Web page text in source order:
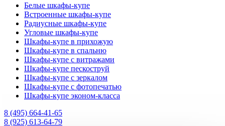
Белые шкафы-купе
Встроенные шкафы-купе
Радиусные шкафы-купе
Угловые шкафы-купе
Шкафы-купе в прихожую
Шкафы-купе в спальню
Шкафы-купе с витражами
Шкафы-купе пескоструй
Шкафы-купе с зеркалом
Шкафы-купе с фотопечатью
Шкафы-купе эконом-класса
8 (495) 664-41-65
8 (925) 613-64-79